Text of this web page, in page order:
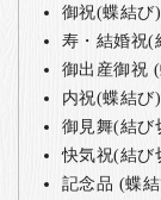
御祝(蝶結び)
寿・結婚祝(
御出産御祝
内祝(蝶結び)
御見舞(結び
快気祝(結び
記念品 (蝶